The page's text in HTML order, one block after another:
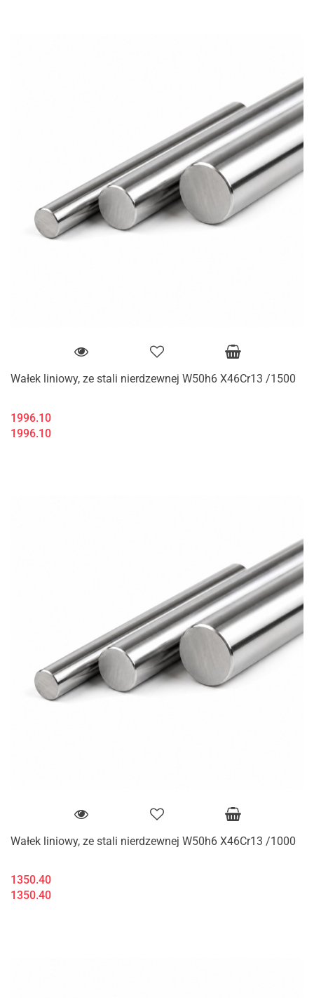
Wałek liniowy, ze stali nierdzewnej W50h6 X46Cr13 /1500
1996.10
1996.10
Wałek liniowy, ze stali nierdzewnej W50h6 X46Cr13 /1000
1350.40
1350.40